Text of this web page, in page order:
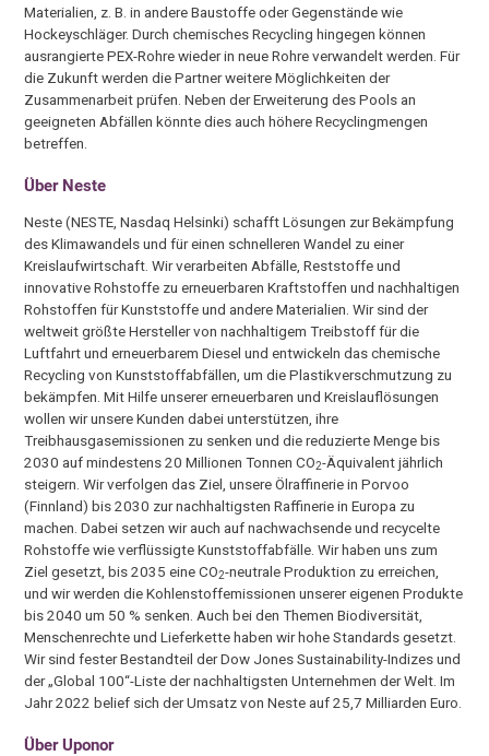
Materialien, z. B. in andere Baustoffe oder Gegenstände wie
Hockeyschläger. Durch chemisches Recycling hingegen können
ausrangierte PEX-Rohre wieder in neue Rohre verwandelt werden. Für
die Zukunft werden die Partner weitere Möglichkeiten der
Zusammenarbeit prüfen. Neben der Erweiterung des Pools an
geeigneten Abfällen könnte dies auch höhere Recyclingmengen
betreffen.
Über Neste
Neste (NESTE, Nasdaq Helsinki) schafft Lösungen zur Bekämpfung
des Klimawandels und für einen schnelleren Wandel zu einer
Kreislaufwirtschaft. Wir verarbeiten Abfälle, Reststoffe und
innovative Rohstoffe zu erneuerbaren Kraftstoffen und nachhaltigen
Rohstoffen für Kunststoffe und andere Materialien. Wir sind der
weltweit größte Hersteller von nachhaltigem Treibstoff für die
Luftfahrt und erneuerbarem Diesel und entwickeln das chemische
Recycling von Kunststoffabfällen, um die Plastikverschmutzung zu
bekämpfen. Mit Hilfe unserer erneuerbaren und Kreislauflösungen
wollen wir unsere Kunden dabei unterstützen, ihre
Treibhausgasemissionen zu senken und die reduzierte Menge bis
2030 auf mindestens 20 Millionen Tonnen CO2-Äquivalent jährlich
steigern. Wir verfolgen das Ziel, unsere Ölraffinerie in Porvoo
(Finnland) bis 2030 zur nachhaltigsten Raffinerie in Europa zu
machen. Dabei setzen wir auch auf nachwachsende und recycelte
Rohstoffe wie verflüssigte Kunststoffabfälle. Wir haben uns zum
Ziel gesetzt, bis 2035 eine CO2-neutrale Produktion zu erreichen,
und wir werden die Kohlenstoffemissionen unserer eigenen Produkte
bis 2040 um 50 % senken. Auch bei den Themen Biodiversität,
Menschenrechte und Lieferkette haben wir hohe Standards gesetzt.
Wir sind fester Bestandteil der Dow Jones Sustainability-Indizes und
der „Global 100“-Liste der nachhaltigsten Unternehmen der Welt. Im
Jahr 2022 belief sich der Umsatz von Neste auf 25,7 Milliarden Euro.
Über Uponor